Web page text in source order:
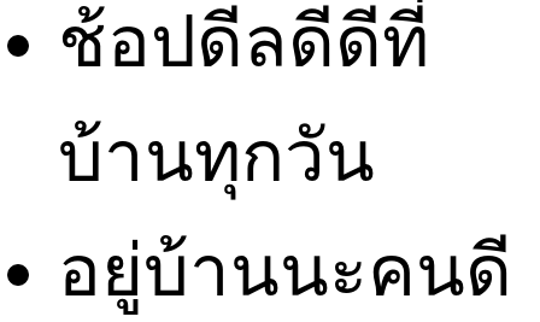
ช้อปดีลดีดีที่
บ้านทุกวัน
อยู่บ้านนะคนดี